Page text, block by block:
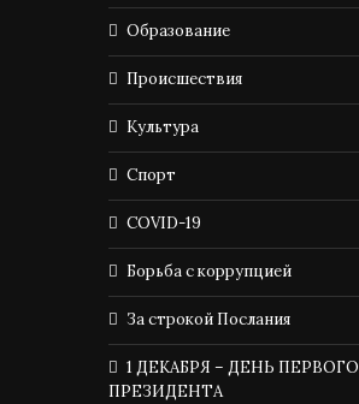
Образование
Происшествия
Культура
Спорт
COVID-19
Борьба с коррупцией
За строкой Послания
1 ДЕКАБРЯ – ДЕНЬ ПЕРВОГО
ПРЕЗИДЕНТА